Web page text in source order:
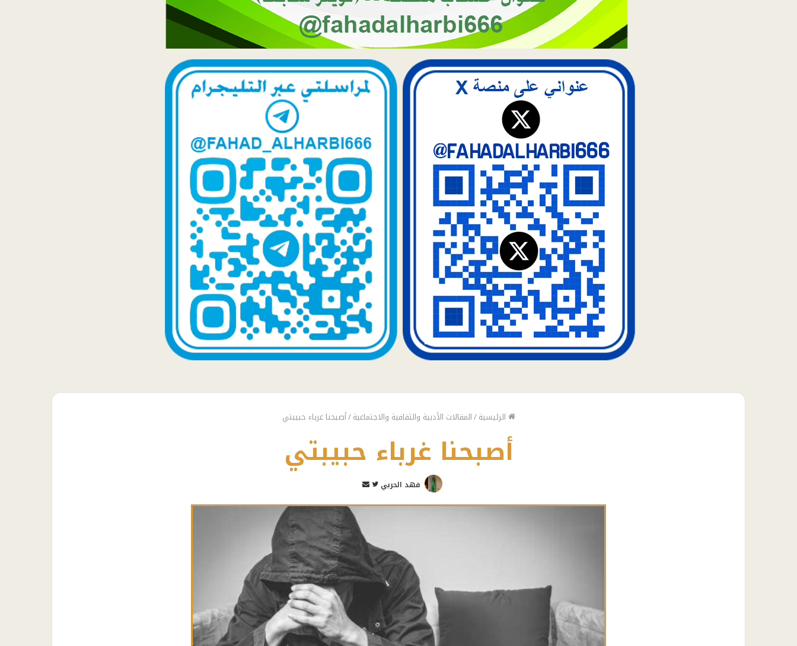
الرئيسية/المقالات الأدبية والثقافية والاجتماعية/أصبحنا غرباء حبيبتي
أصبحنا غرباء حبيبتي
فهد الحربي
تابعأرسل
إلكترونيا